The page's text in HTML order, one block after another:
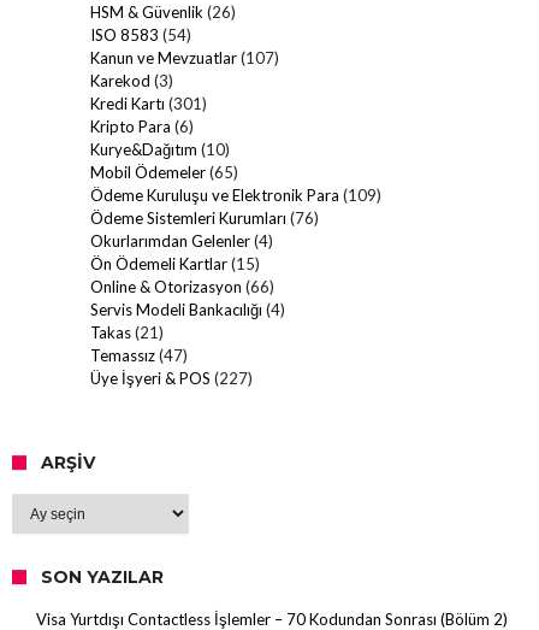
HSM & Güvenlik (26)
ISO 8583 (54)
Kanun ve Mevzuatlar(107)
Karekod (3)
Kredi Kartı (301)
Kripto Para (6)
Kurye&Dağıtım (10)
Mobil Ödemeler(65)
Ödeme Kuruluşu ve Elektronik Para (109)
Ödeme Sistemleri Kurumları (76)
Okurlarımdan Gelenler(4)
Ön Ödemeli Kartlar(15)
Online & Otorizasyon (66)
Servis Modeli Bankacılığı (4)
Takas(21)
Temassız(47)
Üye İşyeri & POS (227)
ARŞIV
SON YAZILAR
Visa Yurtdışı Contactless İşlemler – 70 Kodundan Sonrası (Bölüm 2)